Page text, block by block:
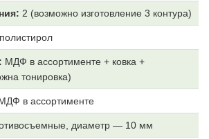
2 (возможно изготовление 3 контура)
МДФ в ассортименте + ковка +
тонировка)
в ассортименте
диаметр — 10 мм